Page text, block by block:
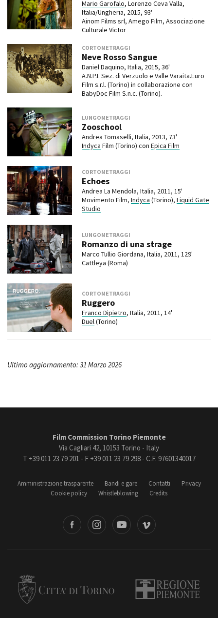
Mario Garofalo, Lorenzo Ceva Valla,
Italia/Ungheria, 2015, 93'
Ainom Films srl, Amego Film, Associazione
Culturale Victor
CORTOMETRAGGI
Neve Rosso Sangue
Daniel Daquino, Italia, 2015, 36'
A.N.P.I. Sez. di Verzuolo e Valle Varaita.Euro
Film s.r.l. (Torino) in collaborazione con
BabyDoc Film S.n.c. (Torino).
LUNGOMETRAGGI
Zooschool
Andrea Tomaselli, Italia, 2013, 73'
Indyca Film (Torino) con Epica Film
CORTOMETRAGGI
Echoes
Andrea La Mendola, Italia, 2011, 15'
Movimento Film, Indyca (Torino), Liquid Gate
Studio
LUNGOMETRAGGI
Romanzo di una strage
Marco Tullio Giordana, Italia, 2011, 129'
Cattleya (Roma)
CORTOMETRAGGI
Ruggero
Franco Dipietro, Italia, 2011, 14'
Duel(Torino)
Ultimo aggiornamento: 31 Marzo 2026
Film Commission Torino Piemonte
Via Cagliari 42, 10153 Torino - Italy
T +39 011 23 79 201 - F +39 011 23 79 298 - C.F. 97601340017
Amministrazione trasparente Bandi e gare Contatti
Privacy
Cookie policy
Whistleblowing Credits
Vimeo
Regione Piemonte